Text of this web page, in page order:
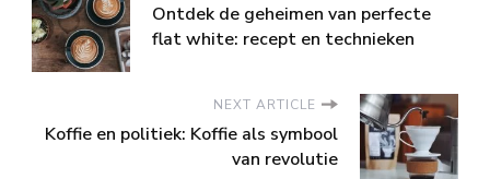
Ontdek de geheimen van perfecte
flat white: recept en technieken
NEXT ARTICLE
Koffie en politiek: Koffie als symbool
van revolutie